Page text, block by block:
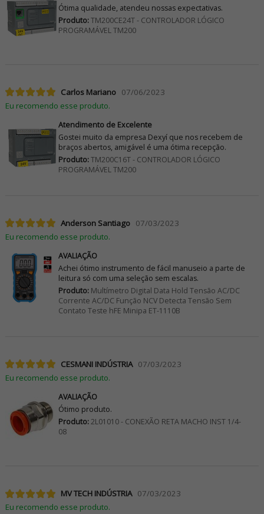
Ótima qualidade, atendeu nossas expectativas.
Produto:TM200CE24T - CONTROLADOR LÓGICO
PROGRAMÁVEL TM200
Carlos Mariano 07/06/2023
Eu recomendo esse produto.
Atendimento de Excelente
Gostei muito da empresa Dexyí que nos recebem de
braços abertos, amigável é uma ótima recepção.
Produto:TM200C16T - CONTROLADOR LÓGICO
PROGRAMÁVEL TM200
Anderson Santiago 07/03/2023
Eu recomendo esse produto.
AVALIAÇÃO
Achei ótimo instrumento de fácil manuseio a parte de
leitura só com uma seleção sem escalas.
Produto:Multímetro Digital Data Hold Tensão AC/DC
Corrente AC/DC Função NCV Detecta Tensão Sem
Contato Teste hFE Minipa ET-1110B
CESMANI INDÚSTRIA 07/03/2023
Eu recomendo esse produto.
AVALIAÇÃO
Ótimo produto.
Produto:2L01010 - CONEXÃO RETA MACHO INST 1/4-
08
MV TECH INDÚSTRIA 07/03/2023
Eu recomendo esse produto.